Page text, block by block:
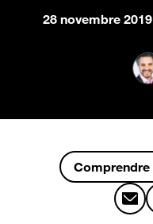
28 novembre 2019
Comprendre